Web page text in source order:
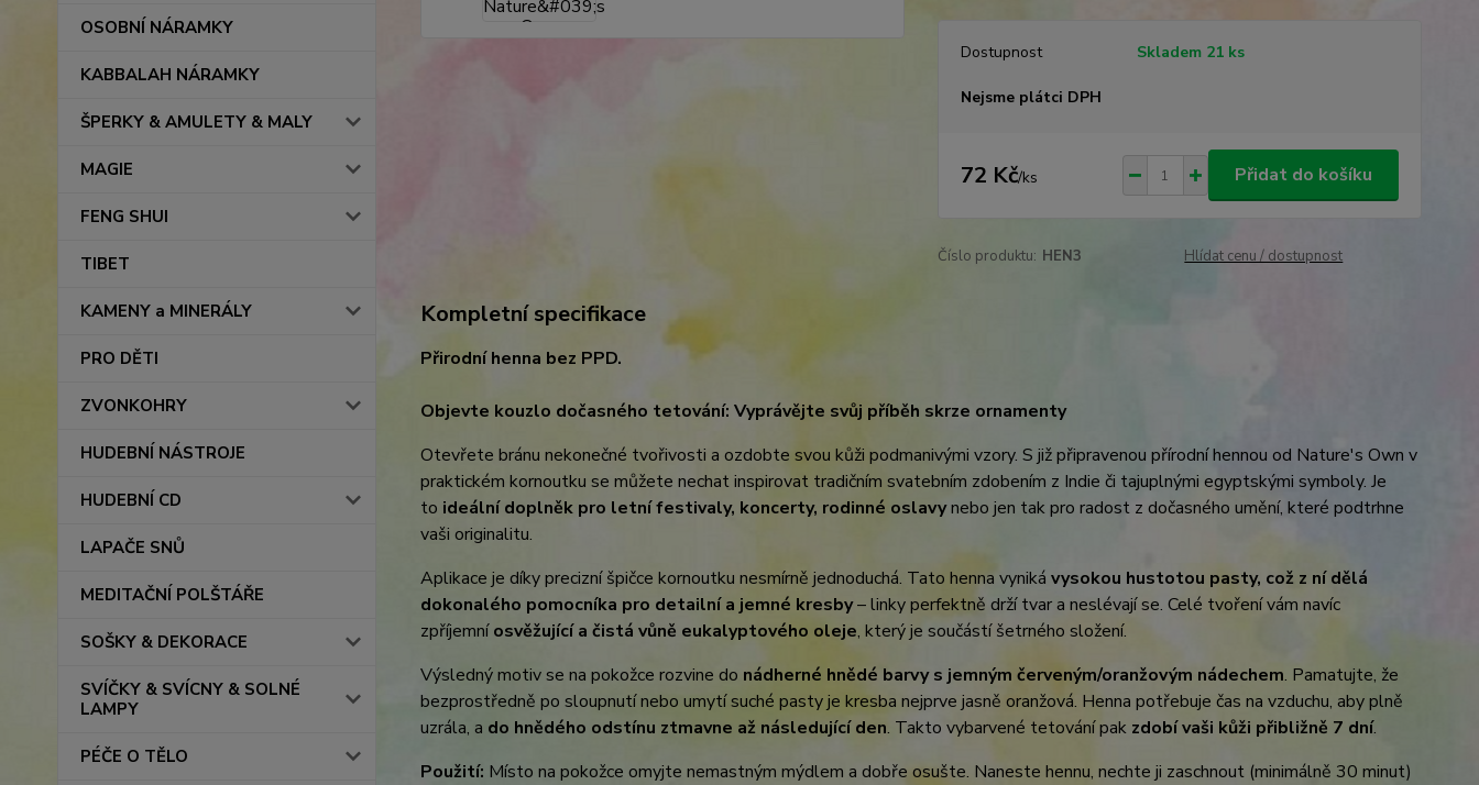
OSOBNÍ NÁRAMKY
KABBALAH NÁRAMKY
ŠPERKY & AMULETY & MALY
MAGIE
FENG SHUI
TIBET
KAMENY a MINERÁLY
PRO DĚTI
ZVONKOHRY
HUDEBNÍ NÁSTROJE
HUDEBNÍ CD
LAPAČE SNŮ
MEDITAČNÍ POLŠTÁŘE
SOŠKY & DEKORACE
SVÍČKY & SVÍCNY & SOLNÉ
LAMPY
PÉČE O TĚLO
Dostupnost Skladem 21 ks
Nejsme plátci DPH
72 Kč/ks Přidat do košíku
Číslo produktu: HEN3 Hlídat cenu / dostupnost
Kompletní specifikace
Přirodní henna bez PPD.
Objevte kouzlo dočasného tetování: Vyprávějte svůj příběh skrze ornamenty
Otevřete bránu nekonečné tvořivosti a ozdobte svou kůži podmanivými vzory. S již připravenou přírodní hennou od Nature's Own v
praktickém kornoutku se můžete nechat inspirovat tradičním svatebním zdobením z Indie či tajuplnými egyptskými symboly. Je
to ideální doplněk pro letní festivaly, koncerty, rodinné oslavynebo jen tak pro radost z dočasného umění, které podtrhne
vaši originalitu.
Aplikace je díky precizní špičce kornoutku nesmírně jednoduchá. Tato henna vyniká vysokou hustotou pasty, což z ní dělá
dokonalého pomocníka pro detailní a jemné kresby– linky perfektně drží tvar a neslévají se. Celé tvoření vám navíc
zpříjemníosvěžující a čistá vůně eukalyptového oleje, který je součástí šetrného složení.
Výsledný motiv se na pokožce rozvine do nádherné hnědé barvy s jemným červeným/oranžovým nádechem. Pamatujte, že
bezprostředně po sloupnutí nebo umytí suché pasty je kresba nejprve jasně oranžová. Henna potřebuje čas na vzduchu, aby plně
uzrála, a do hnědého odstínu ztmavne až následující den. Takto vybarvené tetování pak zdobí vaši kůži přibližně 7 dní.
Použití: Místo na pokožce omyjte nemastným mýdlem a dobře osušte. Naneste hennu, nechte ji zaschnout (minimálně 30 minut)